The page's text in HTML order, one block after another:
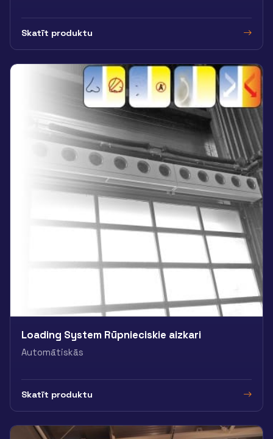
Skatīt produktu
Loading System Rūpnieciskie aizkari
Automātiskās
Skatīt produktu